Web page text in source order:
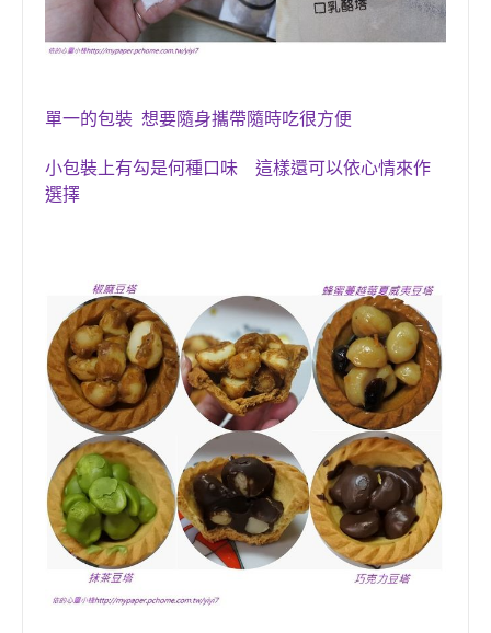
單一的包裝 想要隨身攜帶隨時吃很方便
小包裝上有勾是何種口味 這樣還可以依心情來作
選擇